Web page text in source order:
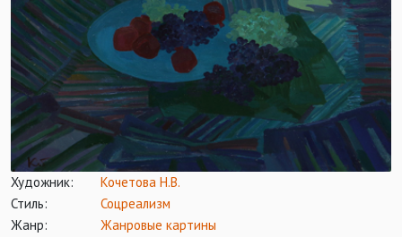
Художник:
Кочетова Н.В.
Стиль:
Соцреализм
Жанр:
Жанровые картины